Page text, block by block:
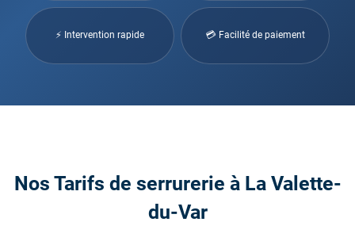
⚡ Intervention rapide 💳 Facilité de paiement
Nos Tarifs de serrurerie à La Valette-
du-Var